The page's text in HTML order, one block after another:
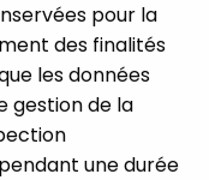
pour la
des finalités
les données
gestion de la
une durée